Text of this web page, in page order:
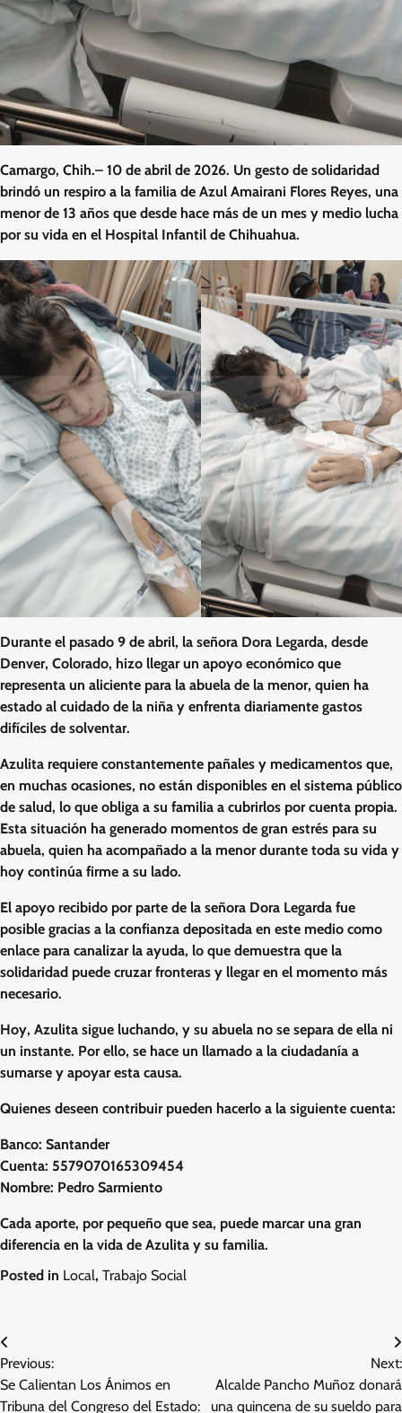
Camargo, Chih.– 10 de abril de 2026. Un gesto de solidaridad
brindó un respiro a la familia de Azul Amairani Flores Reyes, una
menor de 13 años que desde hace más de un mes y medio lucha
por su vida en el Hospital Infantil de Chihuahua.
Durante el pasado 9 de abril, la señora Dora Legarda, desde
Denver, Colorado, hizo llegar un apoyo económico que
representa un aliciente para la abuela de la menor, quien ha
estado al cuidado de la niña y enfrenta diariamente gastos
difíciles de solventar.
Azulita requiere constantemente pañales y medicamentos que,
en muchas ocasiones, no están disponibles en el sistema público
de salud, lo que obliga a su familia a cubrirlos por cuenta propia.
Esta situación ha generado momentos de gran estrés para su
abuela, quien ha acompañado a la menor durante toda su vida y
hoy continúa firme a su lado.
El apoyo recibido por parte de la señora Dora Legarda fue
posible gracias a la confianza depositada en este medio como
enlace para canalizar la ayuda, lo que demuestra que la
solidaridad puede cruzar fronteras y llegar en el momento más
necesario.
Hoy, Azulita sigue luchando, y su abuela no se separa de ella ni
un instante. Por ello, se hace un llamado a la ciudadanía a
sumarse y apoyar esta causa.
Quienes deseen contribuir pueden hacerlo a la siguiente cuenta:
Banco: Santander
Cuenta: 5579070165309454
Nombre: Pedro Sarmiento
Cada aporte, por pequeño que sea, puede marcar una gran
diferencia en la vida de Azulita y su familia.
Posted in Local, Trabajo Social
Navegación
de
Previous:
Se Calientan Los Ánimos en
Tribuna del Congreso del Estado:
Next:
Alcalde Pancho Muñoz donará
una quincena de su sueldo para